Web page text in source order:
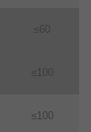
≤60
≤100
≤100